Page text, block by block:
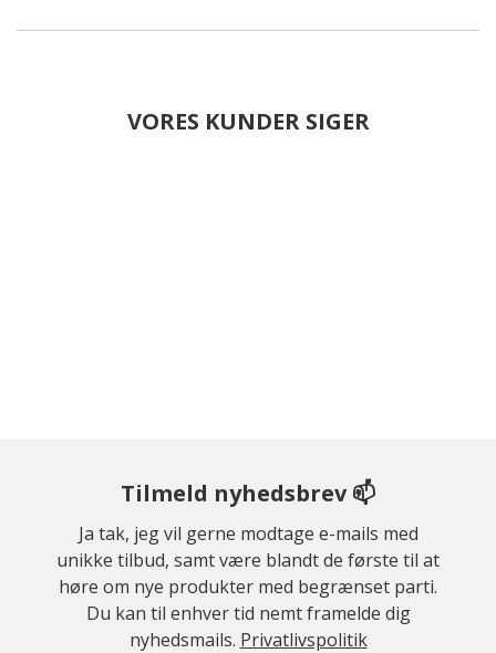
VORES KUNDER SIGER
Tilmeld nyhedsbrev 📫
Ja tak, jeg vil gerne modtage e-mails med
unikke tilbud, samt være blandt de første til at
høre om nye produkter med begrænset parti.
Du kan til enhver tid nemt framelde dig
nyhedsmails. Privatlivspolitik